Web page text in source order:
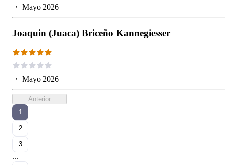
・ Mayo 2026
Joaquin (Juaca) Briceño Kannegiesser
・ Mayo 2026
Anterior
1
2
3
...